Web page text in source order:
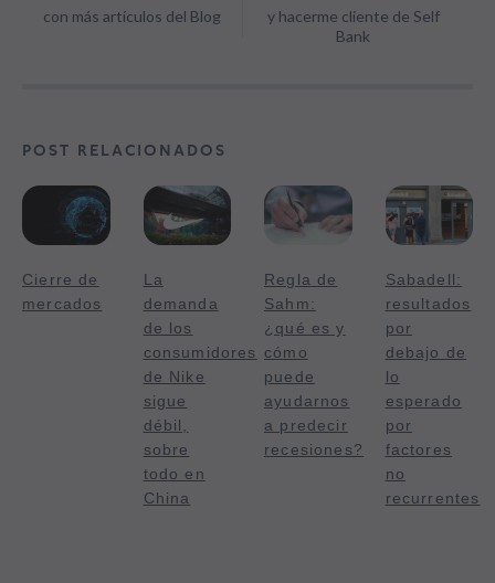
con más artículos del Blog
y hacerme cliente de Self
Bank
POST RELACIONADOS
Cierre de
mercados
La
demanda
de los
consumidores
de Nike
sigue
débil,
sobre
todo en
China
Regla de
Sahm:
¿qué es y
cómo
puede
ayudarnos
a predecir
recesiones?
Sabadell:
resultados
por
debajo de
lo
esperado
por
factores
no
recurrentes